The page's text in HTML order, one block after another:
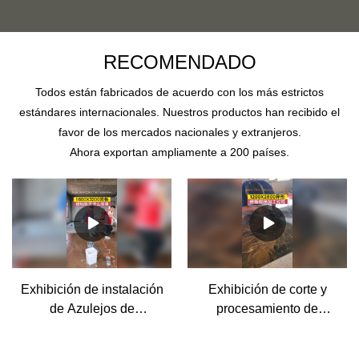
RECOMENDADO
Todos están fabricados de acuerdo con los más estrictos
estándares internacionales. Nuestros productos han recibido el
favor de los mercados nacionales y extranjeros.
Ahora exportan ampliamente a 200 países.
Exhibición de instalación
de Azulejos de
Exhibición de corte y
procesamiento de